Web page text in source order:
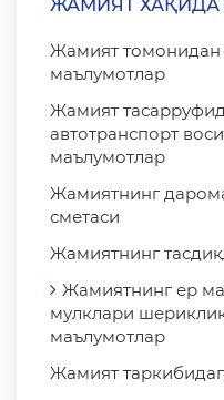
ЖАМИЯТ
Жамият томонидан
маълумотлар
Жамият
автотранспорт
маълумотлар
Жамиятнинг
сметаси
Жамиятнинг
Жамиятнинг ер
мулклари
маълумотлар
Жамият